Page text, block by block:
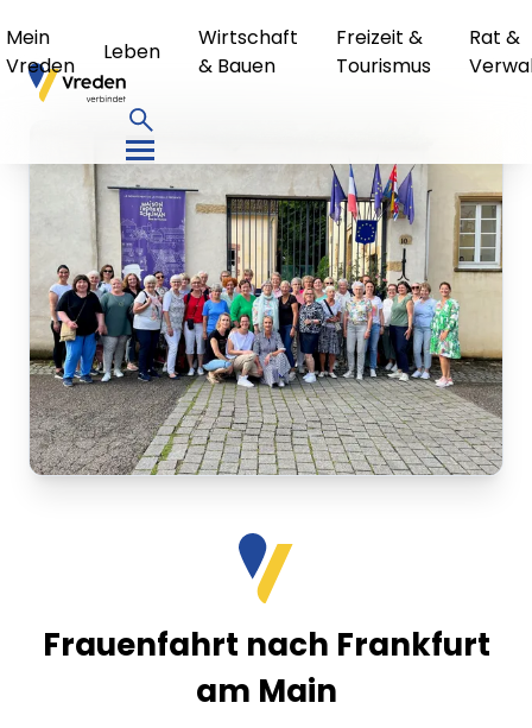
Mein
Vreden
Leben
Wirtschaft
& Bauen
Freizeit &
Tourismus
Rat &
Frauenfahrt nach Frankfurt
am Main